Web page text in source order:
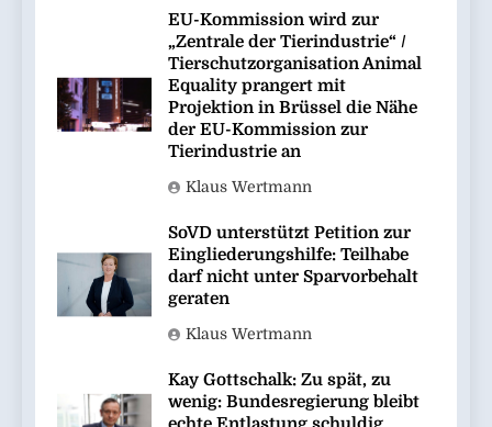
EU-Kommission wird zur
„Zentrale der Tierindustrie“ /
Tierschutzorganisation Animal
Equality prangert mit
Projektion in Brüssel die Nähe
der EU-Kommission zur
Tierindustrie an
Klaus Wertmann
SoVD unterstützt Petition zur
Eingliederungshilfe: Teilhabe
darf nicht unter Sparvorbehalt
geraten
Klaus Wertmann
Kay Gottschalk: Zu spät, zu
wenig: Bundesregierung bleibt